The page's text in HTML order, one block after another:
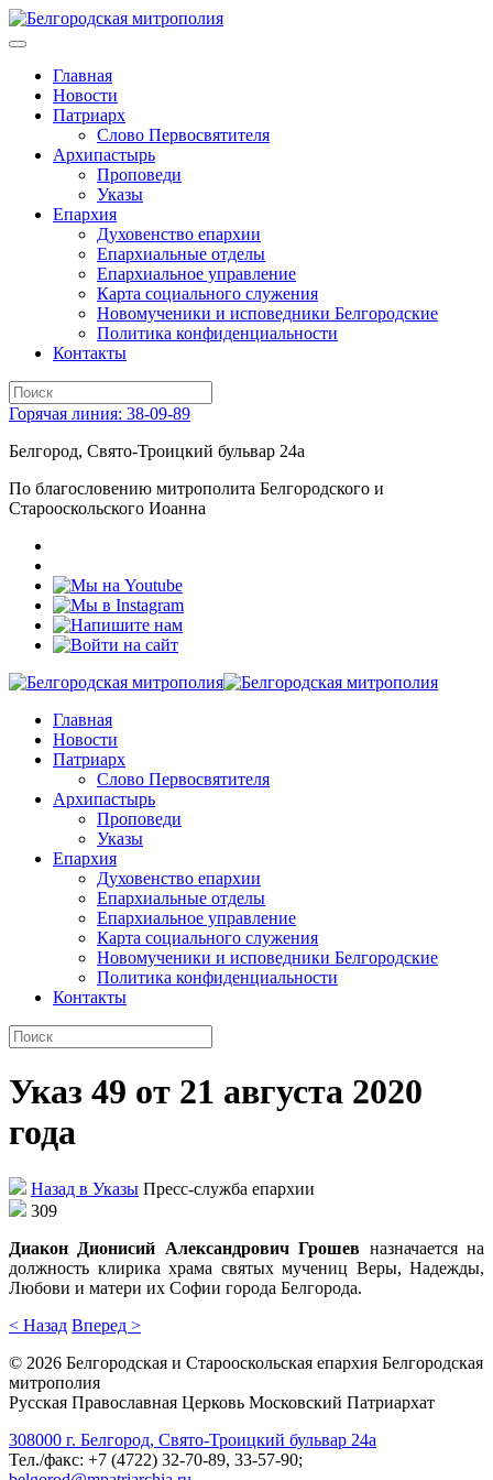
Главная
Новости
Патриарх
Слово Первосвятителя
Архипастырь
Проповеди
Указы
Епархия
Духовенство епархии
Епархиальные отделы
Епархиальное управление
Карта социального служения
Новомученики и исповедники Белгородские
Политика конфиденциальности
Контакты
Горячая линия: 38-09-89
Белгород, Свято-Троицкий бульвар 24а
По благословению митрополита Белгородского и
Старооскольского Иоанна
Главная
Новости
Патриарх
Слово Первосвятителя
Архипастырь
Проповеди
Указы
Епархия
Духовенство епархии
Епархиальные отделы
Епархиальное управление
Карта социального служения
Новомученики и исповедники Белгородские
Политика конфиденциальности
Контакты
Указ 49 от 21 августа 2020
года
Назад в Указы Пресс-служба епархии
309
Диакон Дионисий Александрович Грошев назначается на
должность клирика храма святыхмучениц Веры, Надежды,
Любови и матери их Софии города Белгорода.
< Назад Вперед >
© 2026 Белгородская и Старооскольская епархия Белгородская
митрополия
Русская Православная Церковь Московский Патриархат
308000 г. Белгород, Свято-Троицкий бульвар 24а
Тел./факс: +7 (4722) 32-70-89, 33-57-90;